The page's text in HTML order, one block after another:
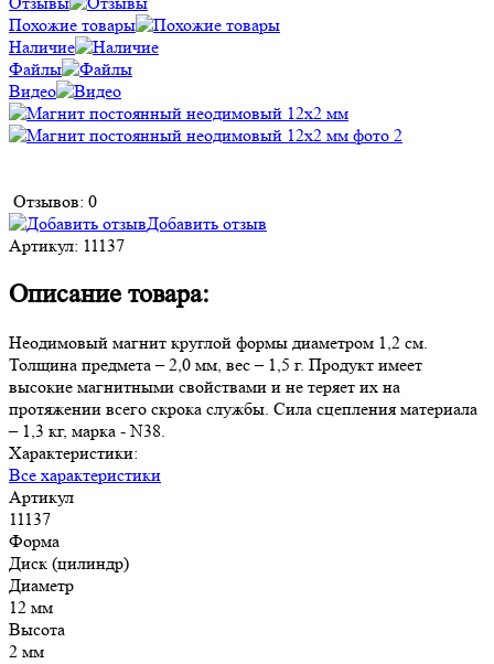
Похожие товары
Наличие
Файлы
Видео
Отзывов: 0
Добавить отзыв
Артикул: 11137
Описание товара:
Неодимовый магнит круглой формы диаметром 1,2 см.
Толщина предмета – 2,0 мм, вес – 1,5 г. Продукт имеет
высокие магнитными свойствами и не теряет их на
протяжении всего скрока службы. Сила сцепления материала
– 1,3 кг, марка - N38.
Характеристики:
Все характеристики
Артикул
11137
Форма
Диск (цилиндр)
Диаметр
12 мм
Высота
2 мм